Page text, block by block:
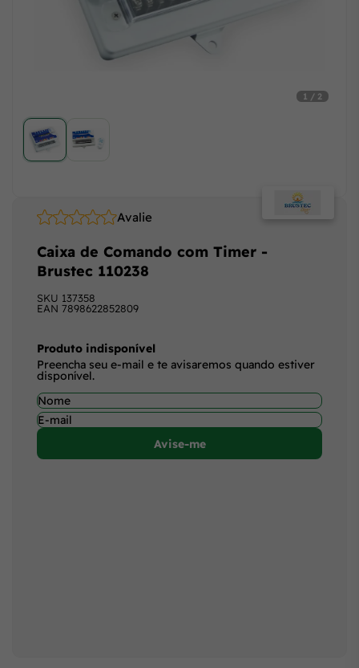
1 / 2
Avalie
SKU 137358
EAN 7898622852809
Caixa de Comando com Timer -
Brustec 110238
Produto indisponível
Preencha seu e-mail e te avisaremos quando estiver
disponível.
Avise-me